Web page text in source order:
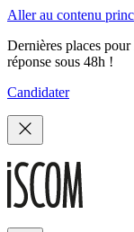
Aller au contenu
Dernières places
réponse sous 48h !
Candidater